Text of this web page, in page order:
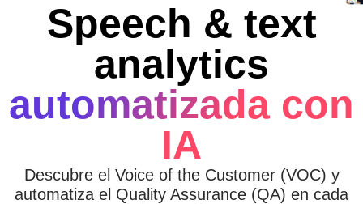
Speech & text
analytics
automatizada con
IA
Descubre el Voice of the Customer (VOC) y
automatiza el Quality Assurance (QA) en cada